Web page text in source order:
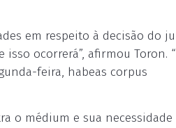
em respeito à decisão do
ocorrerá”, afirmou Toron.
feira, habeas corpus
o médium e sua necessidade